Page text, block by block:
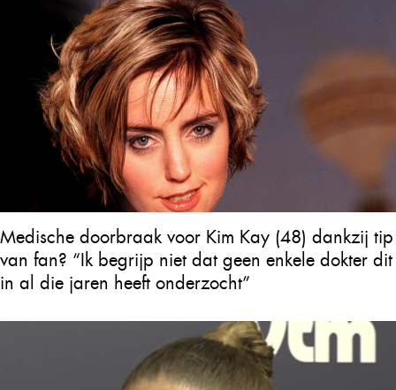
Medische doorbraak voor Kim Kay (48) dankzij tip
van fan? “Ik begrijp niet dat geen enkele dokter dit
in al die jaren heeft onderzocht”